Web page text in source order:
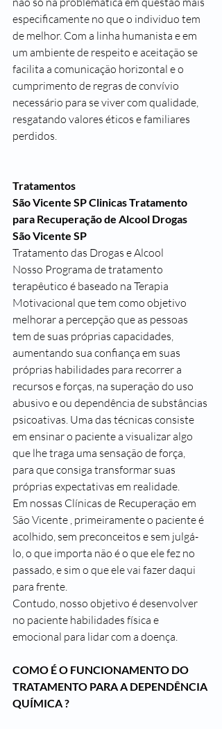
especificamente no que o individuo tem
de melhor. Com a linha humanista e em
um ambiente de respeito e aceitação se
facilita a comunicação horizontal e o
cumprimento de regras de convívio
necessário para se viver com qualidade,
resgatando valores éticos e familiares
perdidos.
Tratamentos
São Vicente SP Clinicas Tratamento
para Recuperação de Alcool Drogas
São Vicente SP
Tratamento das Drogas e Alcool
Nosso Programa de tratamento
terapêutico é baseado na Terapia
Motivacional que tem como objetivo
melhorar a percepção que as pessoas
tem de suas próprias capacidades,
aumentando sua confiança em suas
próprias habilidades para recorrer a
recursos e forças, na superação do uso
abusivo e ou dependência de substâncias
psicoativas. Uma das técnicas consiste
em ensinar o paciente a visualizar algo
que lhe traga uma sensação de força,
para que consiga transformar suas
próprias expectativas em realidade.
Em nossas Clínicas de Recuperação em
São Vicente , primeiramente o paciente é
acolhido, sem preconceitos e sem julgá-
lo, o que importa não é o que ele fez no
passado, e sim o que ele vai fazer daqui
para frente.
Contudo, nosso objetivo é desenvolver
no paciente habilidades física e
emocional para lidar com a doença.
COMO É O FUNCIONAMENTO DO
TRATAMENTO PARA A DEPENDÊNCIA
QUÍMICA ?